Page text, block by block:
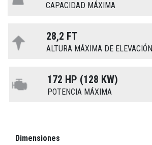
CAPACIDAD MÁXIMA
28,2 FT
ALTURA MÁXIMA DE ELEVACIÓN
172 HP (128 KW)
POTENCIA MÁXIMA
Dimensiones